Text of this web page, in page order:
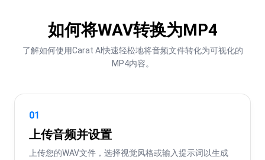
如何将WAV转换为MP4
了解如何使用Carat AI快速轻松地将音频文件转化为可视化的
MP4内容。
01
上传音频并设置
上传您的WAV文件，选择视觉风格或输入提示词以生成